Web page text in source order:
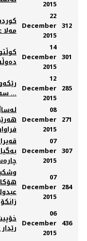
2015
مه‌لا
22
December
2015
312
14
December
2015
301
...
12
December
2015
285
08
December
2015
271
07
December
2015
307
07
December
2015
284
06
December
2015
436